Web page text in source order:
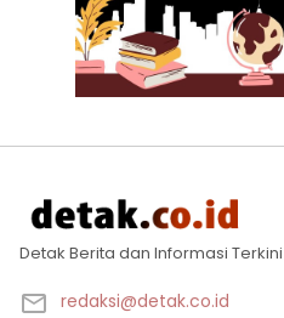
Detak Berita dan Informasi
redaksi@detak.co.id